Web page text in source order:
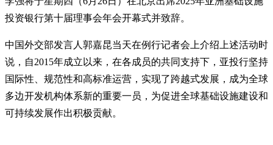
投资银行第十届理事会年会开幕式并致辞。
中国外交部发言人郭嘉昆当天在例行记者会上介绍上述活动时
说，自2015年成立以来，在各成员的共同支持下，亚投行坚持
国际性、规范性和高标准运营，实现了跨越式发展，成为全球
多边开发机构体系新的重要一员，为促进全球基础设施建设和
可持续发展作出积极贡献。